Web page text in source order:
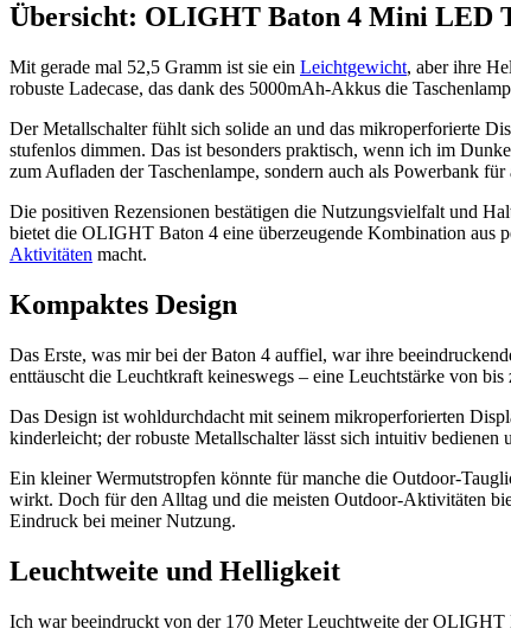
Übersicht: OLIGHT Baton 4 Mini LED
Mit gerade mal 52,5 Gramm ist sie ein Leichtgewicht, aber ihre
robuste Ladecase, das dank des 5000mAh-Akkus die
Der Metallschalter fühlt sich solide an und das mikroperforierte
stufenlos dimmen. Das ist besonders praktisch, wenn ich im
zum Aufladen der Taschenlampe, sondern auch als Powerbank für
Die positiven Rezensionen bestätigen die Nutzungsvielfalt und
bietet die OLIGHT Baton 4 eine überzeugende Kombination aus
Aktivitäten macht.
Kompaktes Design
Das Erste, was mir bei der Baton 4 auffiel, war ihre
enttäuscht die Leuchtkraft keineswegs – eine Leuchtstärke von
Das Design ist wohldurchdacht mit seinem mikroperforierten
kinderleicht; der robuste Metallschalter lässt sich intuitiv bedienen
Ein kleiner Wermutstropfen könnte für manche die Outdoor-
wirkt. Doch für den Alltag und die meisten Outdoor-Aktivitäten
Eindruck bei meiner Nutzung.
Leuchtweite und Helligkeit
Ich war beeindruckt von der 170 Meter Leuchtweite der